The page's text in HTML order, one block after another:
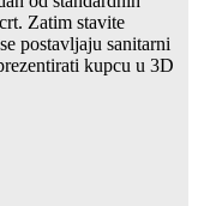
Zatim stavite
postavljaju sanitarni
kupcu u 3D